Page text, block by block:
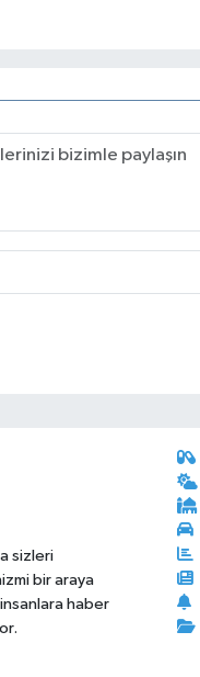
sizleri
bir araya
haber